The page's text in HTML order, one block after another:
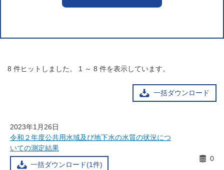
8 件ヒットしました。 1 ～ 8 件を表示しています。
一括ダウンロード
2023年1月26日
令和２年度公共用水域及び地下水の水質の状況につ
いての測定結果
一括ダウンロード(1件)
0